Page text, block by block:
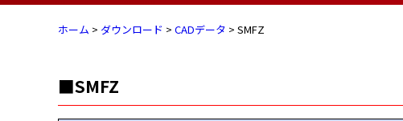
ホーム > ダウンロード > CADデータ > SMFZ
■SMFZ